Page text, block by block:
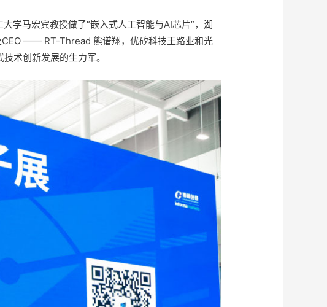
学马宏宾教授做了“嵌入式人工智能与AI芯片”，湖
CEO —— RT-Thread 熊谱翔，优矽科技王路业和光
术创新发展的生力军。